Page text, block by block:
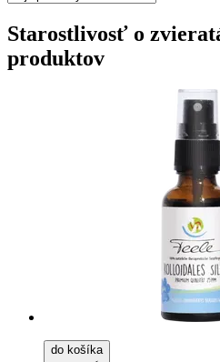
Starostlivosť o
produktov
do košíka